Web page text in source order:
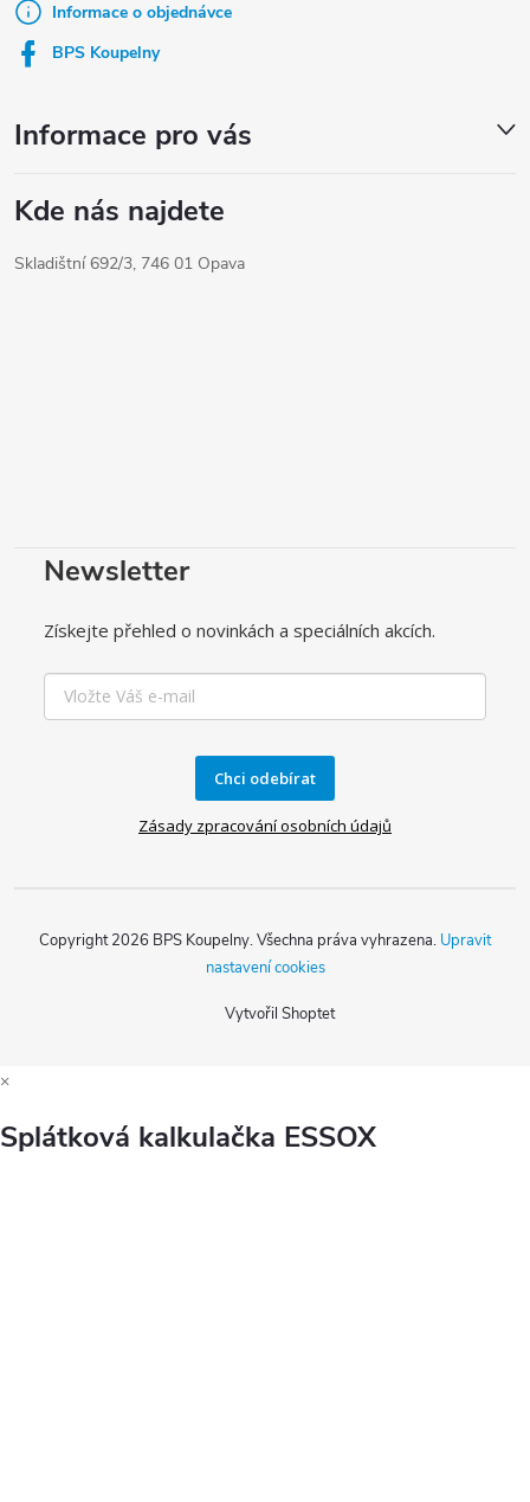
Informace o objednávce
BPS Koupelny
Informace pro vás
Kde nás najdete
Skladištní 692/3, 746 01 Opava
Newsletter
Získejte přehled o novinkách a speciálních akcích.
Chci odebírat
Zásady zpracování osobních údajů
Vytvořil Shoptet
Copyright 2026 BPS Koupelny. Všechna práva vyhrazena. Upravit
nastavení cookies
×
Splátková kalkulačka ESSOX